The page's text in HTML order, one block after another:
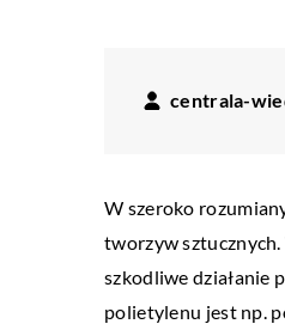
centrala-
W szeroko
tworzyw sztucznych.
szkodliwe działanie
polietylenu jest np.